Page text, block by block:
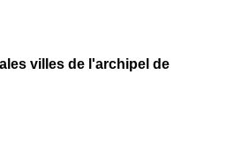
villes de l'archipel de